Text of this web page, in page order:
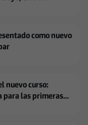
como nuevo
nuevo curso:
para las primeras